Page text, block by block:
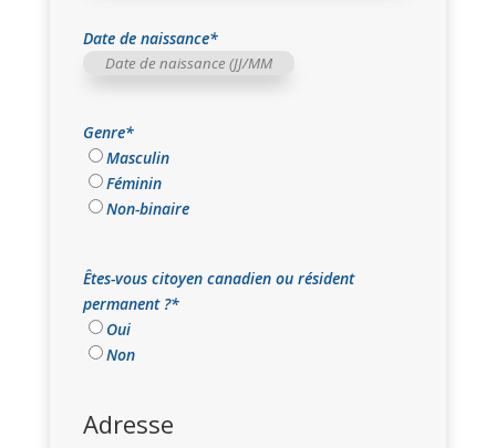
Date de naissance*
MM
slash
AAAA
Genre*
Masculin
Féminin
Non-binaire
Êtes-vous citoyen canadien ou résident
permanent ?*
Oui
Non
Adresse